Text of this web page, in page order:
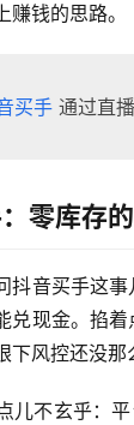
钱的思路。
买手 通过直
零库存
抖音买手这
兑现金。掐
下风控还没那
儿不玄乎：